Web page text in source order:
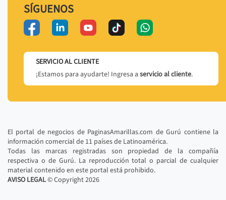
SÍGUENOS
SERVICIO AL CLIENTE
¡Estamos para ayudarte! Ingresa a servicio al cliente.
El portal de negocios de PaginasAmarillas.com de Gurú contiene la
información comercial de 11 países de Latinoamérica.
Todas las marcas registradas son propiedad de la compañía
respectiva o de Gurú. La reproducción total o parcial de cualquier
material contenido en este portal está prohibido.
AVISO LEGAL© Copyright2026